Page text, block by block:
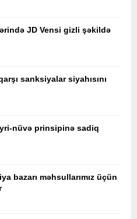
JD Vensi gizli şəkildə
sanksiyalar siyahısını
nüvə prinsipinə sadiq
bazarı məhsullarımız üçün